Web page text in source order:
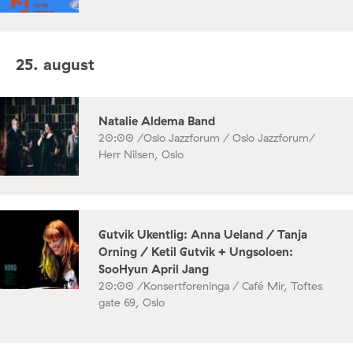
25. august
Natalie Aldema Band
20:00 /Oslo Jazzforum / Oslo Jazzforum/
Herr Nilsen, Oslo
Gutvik Ukentlig: Anna Ueland / Tanja
Orning / Ketil Gutvik + Ungsoloen:
SooHyun April Jang
20:00 /Konsertforeninga / Café Mir, Toftes
gate 69, Oslo